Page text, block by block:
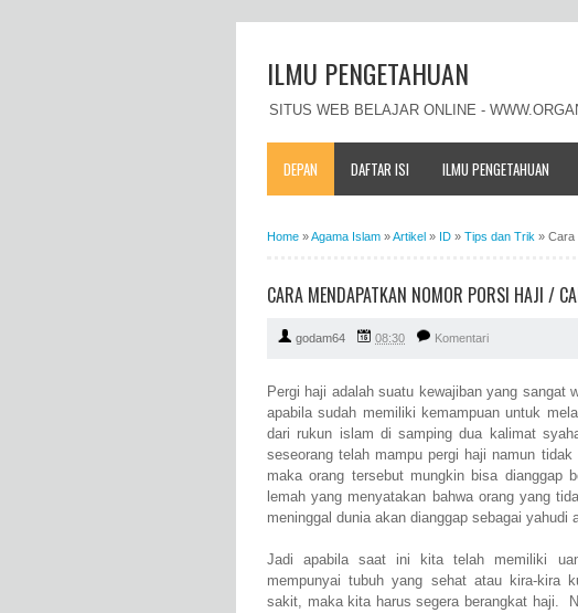
ILMU PENGETAHUAN
SITUS WEB BELAJAR ONLINE -
DEPAN DAFTAR ISI ILMU PENGETAHUAN
Home »Agama Islam »Artikel » ID » Tips dan Trik » Cara
CARA MENDAPATKAN NOMOR PORSI HAJI /
godam64 08:30 Komentari
Pergi haji adalah suatu kewajiban yang sangat
apabila sudah memiliki kemampuan untuk
dari rukun islam di samping dua kalimat
seseorang telah mampu pergi haji namun
maka orang tersebut mungkin bisa dianggap
lemah yang menyatakan bahwa orang yang
meninggal dunia akan dianggap sebagai yahudi
Jadi apabila saat ini kita telah memiliki
mempunyai tubuh yang sehat atau kira-kira
sakit, maka kita harus segera berangkat haji.